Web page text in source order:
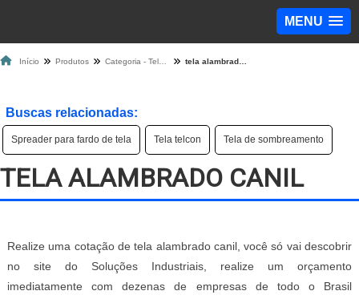
MENU
Início Produtos
Buscas relacionadas:
Spreader para fardo de tela Tela telcon Tela de sombreamento
TELA ALAMBRADO CANIL
Realize uma cotação de tela alambrado canil, você só vai descobrir
no site do Soluções Industriais, realize um orçamento
imediatamente com dezenas de empresas de todo o Brasil